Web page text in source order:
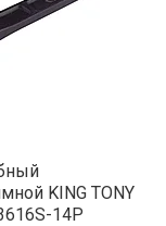
KING TONY
14P